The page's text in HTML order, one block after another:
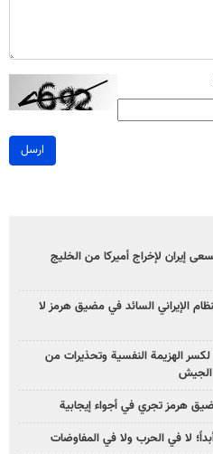
ارسل
إيران لإخراج أميركا من الخليج
الإيراني السائد في مضيق هرمز لا
لكسر الهزيمة النفسية وتحذيرات من
الجيش
هرمز تجري في أجواء إيجابية
لا في الحرب ولا في المفاوضات